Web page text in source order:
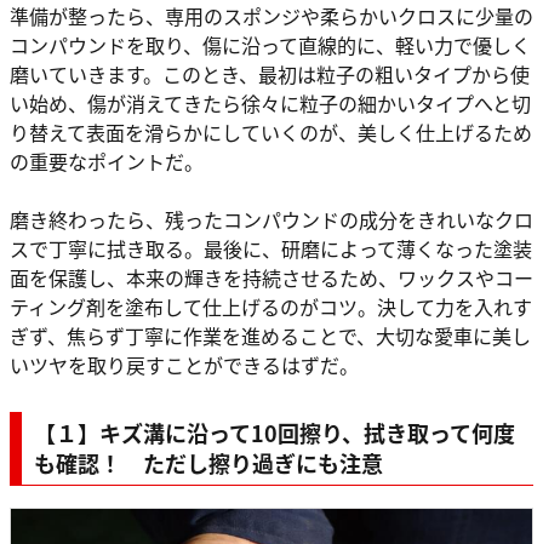
準備が整ったら、専用のスポンジや柔らかいクロスに少量の
コンパウンドを取り、傷に沿って直線的に、軽い力で優しく
磨いていきます。このとき、最初は粒子の粗いタイプから使
い始め、傷が消えてきたら徐々に粒子の細かいタイプへと切
り替えて表面を滑らかにしていくのが、美しく仕上げるため
の重要なポイントだ。
磨き終わったら、残ったコンパウンドの成分をきれいなクロ
スで丁寧に拭き取る。最後に、研磨によって薄くなった塗装
面を保護し、本来の輝きを持続させるため、ワックスやコー
ティング剤を塗布して仕上げるのがコツ。決して力を入れす
ぎず、焦らず丁寧に作業を進めることで、大切な愛車に美し
いツヤを取り戻すことができるはずだ。
【１】キズ溝に沿って10回擦り、拭き取って何度
も確認！ ただし擦り過ぎにも注意